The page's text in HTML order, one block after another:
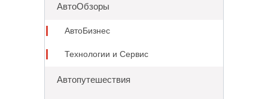
АвтоОбзоры
АвтоБизнес
Технологии и Сервис
Автопутешествия